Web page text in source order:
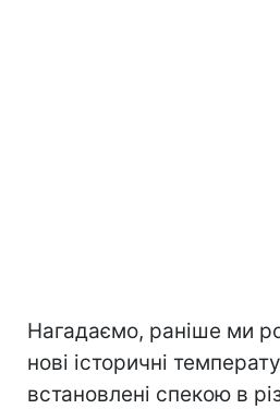
Нагадаємо, раніше ми
нові історичні
встановлені спекою в